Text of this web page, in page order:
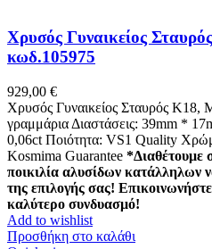
Χρυσός Γυναικείος
κωδ.105975
929,00 €
Χρυσός Γυναικείος Σταυρός Κ18,
γραμμάρια Διαστάσεις: 39mm *
0,06ct Ποιότητα: VS1 Quality
Kosmima Guarantee *Διαθέτουμε
ποικιλία αλυσίδων κατάλληλων
της επιλογής σας!
καλύτερο συνδυασμό!
Add to wishlist
Προσθήκη στο καλάθι